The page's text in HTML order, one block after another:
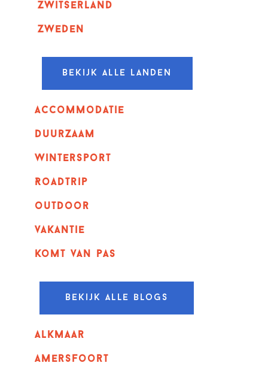
zwitserland
zweden
Bekijk alle landen
Accommodatie
Duurzaam
wintersport
Roadtrip
outdoor
vakantie
komt van pas
Bekijk alle blogs
alkmaar
amersfoort